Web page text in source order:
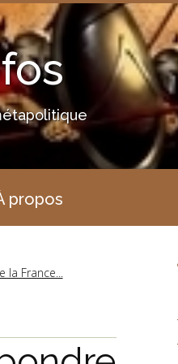
propos
France...